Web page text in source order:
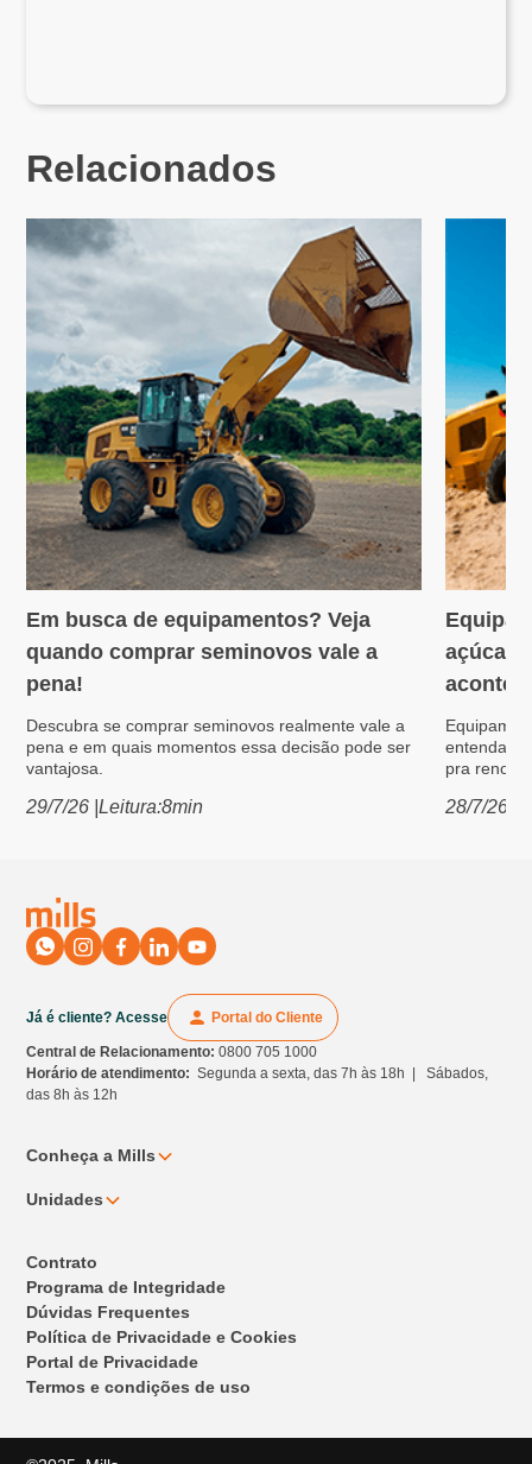
Relacionados
Variedades
Em busca de equipamentos? Veja
quando comprar seminovos vale a
pena!
Descubra se comprar seminovos realmente vale a
pena e em quais momentos essa decisão pode ser
vantajosa.
29/7/26 |Leitura:8min
açúcar:
entenda
pra
28/7/26
Já é cliente? Acesse Portal do Cliente
Central de Relacionamento:0800 705 1000
Horário de atendimento:Segunda a sexta, das 7h às 18h | Sábados,
das 8h às 12h
Conheça a Mills
Unidades
Contrato
Programa de Integridade
Dúvidas Frequentes
Política de Privacidade e Cookies
Portal de Privacidade
Termos e condições de uso